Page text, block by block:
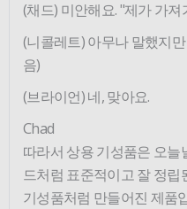
(채드) 미안해요. "제가 가
(니콜레트) 아무나 말했지
음)
(브라이언) 네, 맞아요.
Chad
따라서 상용 기성품은 오
드처럼 표준적이고 잘 정립
기성품처럼 만들어진 제품